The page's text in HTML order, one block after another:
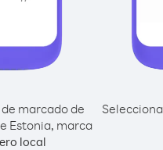
marcado de
Estonia, marca
local